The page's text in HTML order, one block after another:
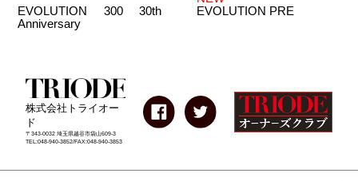
EVOLUTION 300 30th
Anniversary
EVOLUTION PRE
株式会社トライオー
ド
〒343-0032 埼玉県越谷市袋山609-3
TEL:048-940-3852/FAX:048-940-3853